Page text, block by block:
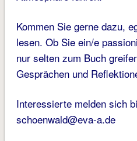
Kommen Sie gerne dazu,
lesen. Ob Sie ein/e
nur selten zum Buch
Gesprächen und
Interessierte melden sich
schoenwald@eva-a.de